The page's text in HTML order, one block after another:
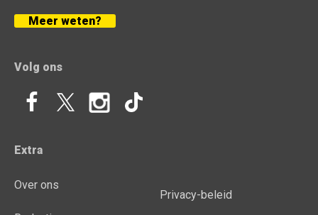
Meer weten?
Volg ons
Extra
Over ons
Privacy-beleid